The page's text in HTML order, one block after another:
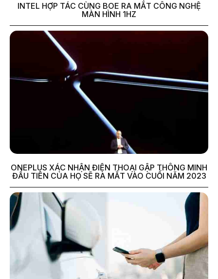
INTEL HỢP TÁC CÙNG BOE RA MẮT CÔNG NGHỆ
MÀN HÌNH 1HZ
ONEPLUS XÁC NHẬN ĐIỆN THOẠI GẬP THÔNG MINH
ĐẦU TIÊN CỦA HỌ SẼ RA MẮT VÀO CUỐI NĂM 2023